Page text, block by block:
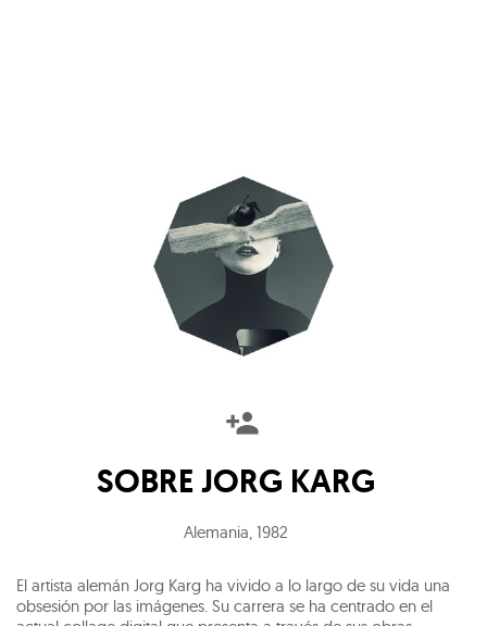
SOBRE JORG KARG
Alemania 1982
El artista alemán Jorg Karg ha vivido a lo largo de su vida una
obsesión por las imágenes. Su carrera se ha centrado en el